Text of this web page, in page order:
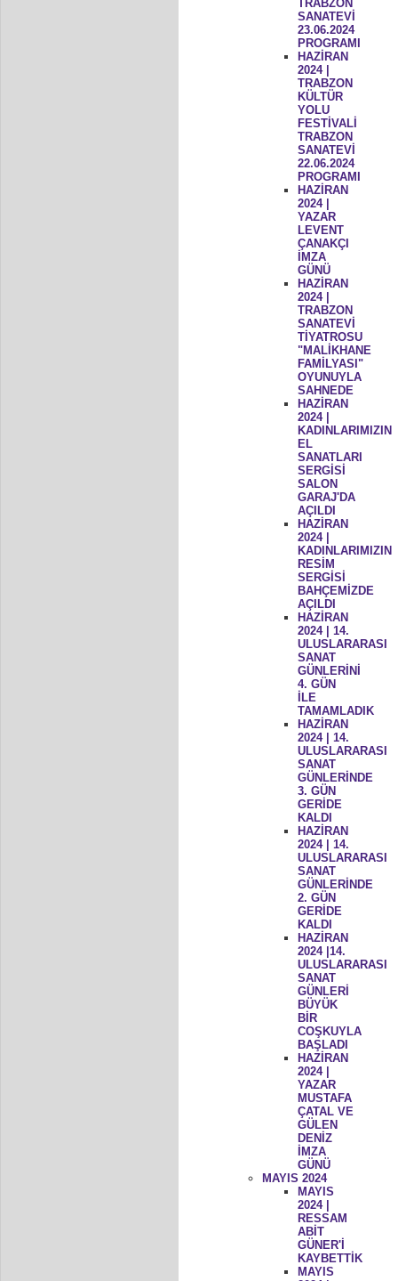
TRABZON
SANATEVİ
23.06.2024
PROGRAMI
HAZİRAN
2024 |
TRABZON
KÜLTÜR
YOLU
FESTİVALİ
TRABZON
SANATEVİ
22.06.2024
PROGRAMI
HAZİRAN
2024 |
YAZAR
LEVENT
ÇANAKÇI
İMZA
GÜNÜ
HAZİRAN
2024 |
TRABZON
SANATEVİ
TİYATROSU
"MALİKHANE
FAMİLYASI"
OYUNUYLA
SAHNEDE
HAZİRAN
2024 |
KADINLARIMIZIN
EL
SANATLARI
SERGİSİ
SALON
GARAJ'DA
AÇILDI
HAZİRAN
2024 |
KADINLARIMIZIN
RESİM
SERGİSİ
BAHÇEMİZDE
AÇILDI
HAZİRAN
2024 | 14.
ULUSLARARASI
SANAT
GÜNLERİNİ
4. GÜN
İLE
TAMAMLADIK
HAZİRAN
2024 | 14.
ULUSLARARASI
SANAT
GÜNLERİNDE
3. GÜN
GERİDE
KALDI
HAZİRAN
2024 | 14.
ULUSLARARASI
SANAT
GÜNLERİNDE
2. GÜN
GERİDE
KALDI
HAZİRAN
2024 |14.
ULUSLARARASI
SANAT
GÜNLERİ
BÜYÜK
BİR
COŞKUYLA
BAŞLADI
HAZİRAN
2024 |
YAZAR
MUSTAFA
ÇATAL VE
GÜLEN
DENİZ
İMZA
GÜNÜ
MAYIS 2024
MAYIS
2024 |
RESSAM
ABİT
GÜNER'İ
KAYBETTİK
MAYIS